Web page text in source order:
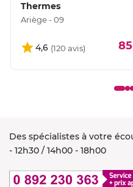
Thermes
Ariège - 09
4,6
Des spécialistes à votre
- 12h30 / 14h00 - 18h00